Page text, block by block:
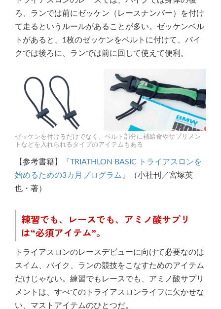
ろ、ランでは前にゼッケン（レースナンバー）を付け
て走るというルールがあることが多い。ゼッケンベル
トがあると、1枚のゼッケンをベルトに付けて、バイ
クでは後ろに、ランでは前に回して使えて便利。
ゼッケンを付けるだけでなく、ベルト部分に補給食やサプリメン
トなどを入れられるタイプのアイテムもある
【参考書籍】
『TRIATHLON BASIC トライアスロンを
始めるための3カ月プログラム』
（小社刊／宮塚英
也・著）
練習でも、レースでも、アミノ酸サプリ
は“必須アイテム”。
トライアスロンのレースデビューに向けて必要なのは
スイム、バイク、ランの競技をこなすためのアイテム
だけじゃない。練習でもレースでも、アミノ酸サプリ
メントは、すべてのトライアスロンライフに欠かせな
い、マストアイテムのひとつだ。